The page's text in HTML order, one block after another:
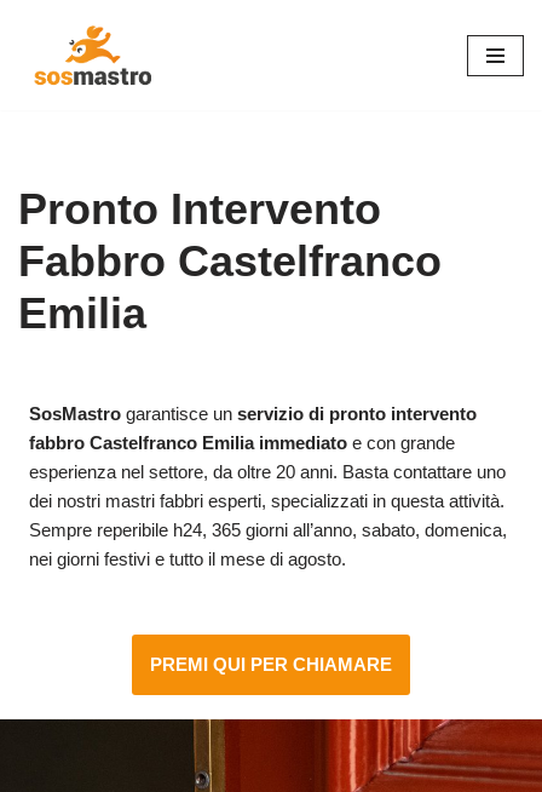
Pronto Intervento
Fabbro Castelfranco
Emilia
SosMastro garantisce unservizio di pronto intervento
fabbro Castelfranco Emilia immediato e con grande
esperienza nel settore, da oltre 20 anni. Basta contattare uno
dei nostri mastri fabbri esperti, specializzati in questa attività.
Sempre reperibile h24, 365 giorni all’anno, sabato, domenica,
nei giorni festivi e tutto il mese di agosto.
PREMI QUI PER CHIAMARE